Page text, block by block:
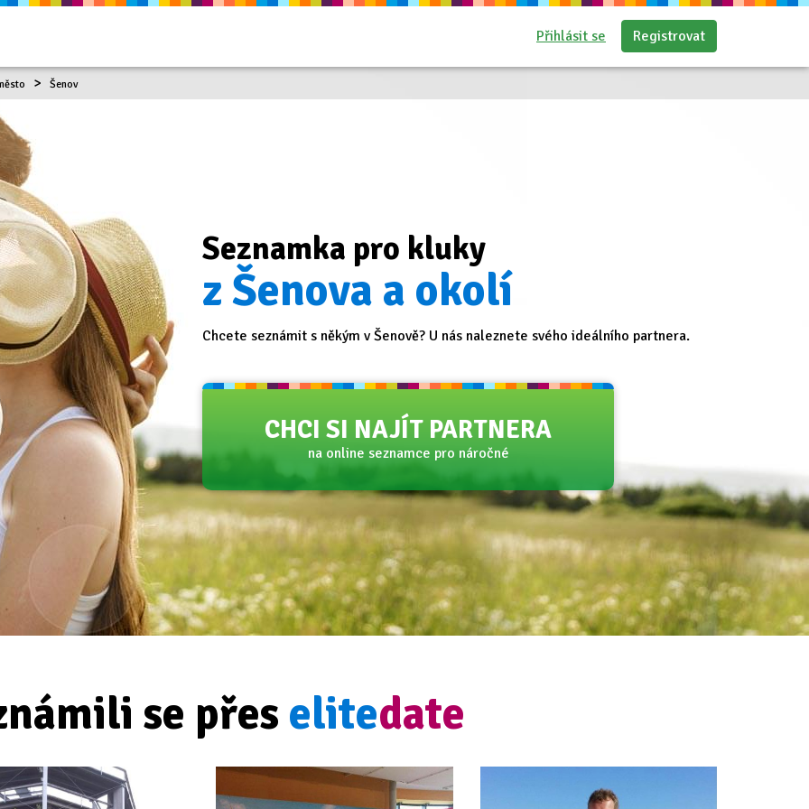
Přihlásit se Registrovat
Seznamka pro kluky
z Šenova a okolí
Chcete seznámit s někým v Šenově? U nás naleznete svého ideálního partnera.
CHCI SI NAJÍT PARTNERA
na online seznamce pro náročné
Šenov
se přes elitedate